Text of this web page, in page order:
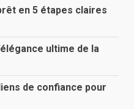
en 5 étapes claires
ultime de la
de confiance pour